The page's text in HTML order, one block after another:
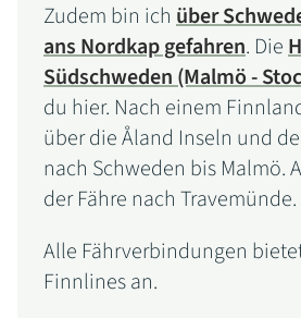
Zudem bin ich über
ans Nordkap gefahren. Die
Südschweden (Malmö -
du hier. Nach einem
über die Åland Inseln und
nach Schweden bis Malmö.
der Fähre nach Travemünde.
Alle Fährverbindungen
Finnlines an.